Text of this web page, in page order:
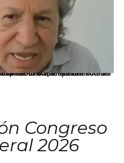
Alejandro Toledo será evaluada por la Comisión de Gracias Presidenciales conforme al procedimiento establecido.
Congreso
2026